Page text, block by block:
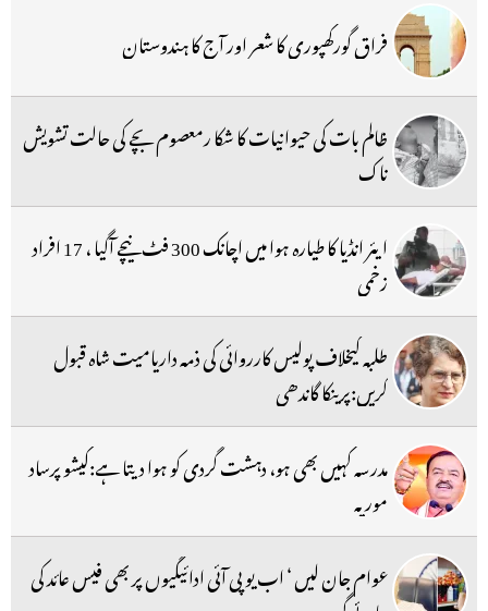
فراق گورکھپوری کا شعر اور آج کا ہندوستان
ظالم بات کی حیوانیات کا شکا رمعصوم بچے کی حالت تشویش
ناک
ایئر انڈیا کا طیارہ ہوا میں اچانک 300 فٹ نیچے آگیا ، 17 افراد
زخمی
طلبہ کیخلاف پولیس کارروائی کی ذمہ داریامیت شاہ قبول
کریں:پرینکا گاندھی
مدرسہ کہیں بھی ہو، دہشت گردی کو ہوا دیتا ہے:کیشو پرساد
موریہ
عوام جان لیں ‘ اب یو پی آئی ادائیگیوں پر بھی فیس عائد کی